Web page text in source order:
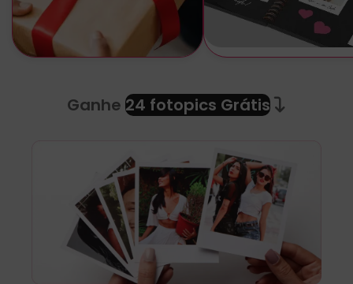
Ganhe 24 fotopics Grátis